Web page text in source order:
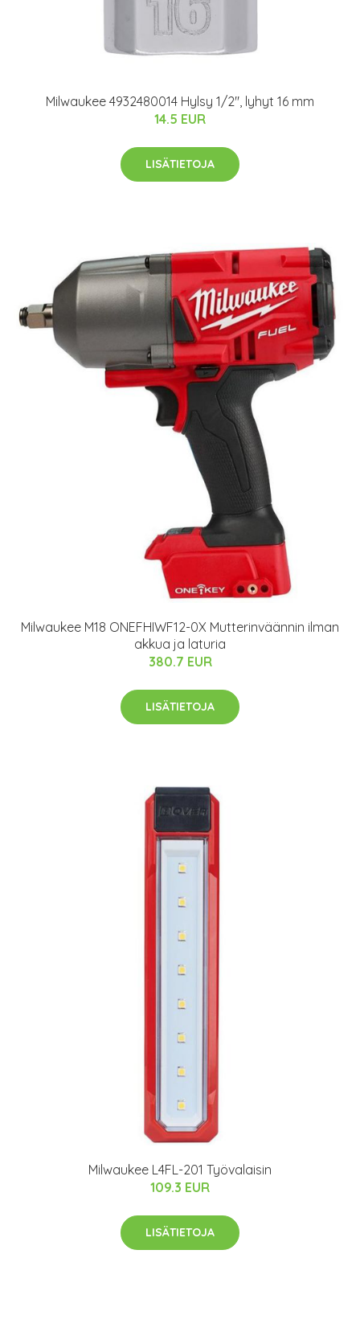
Milwaukee 4932480014 Hylsy 1/2", lyhyt 16 mm
14.5 EUR
LISÄTIETOJA
Milwaukee M18 ONEFHIWF12-0X Mutterinväännin ilman
akkua ja laturia
380.7 EUR
LISÄTIETOJA
Milwaukee L4FL-201 Työvalaisin
109.3 EUR
LISÄTIETOJA